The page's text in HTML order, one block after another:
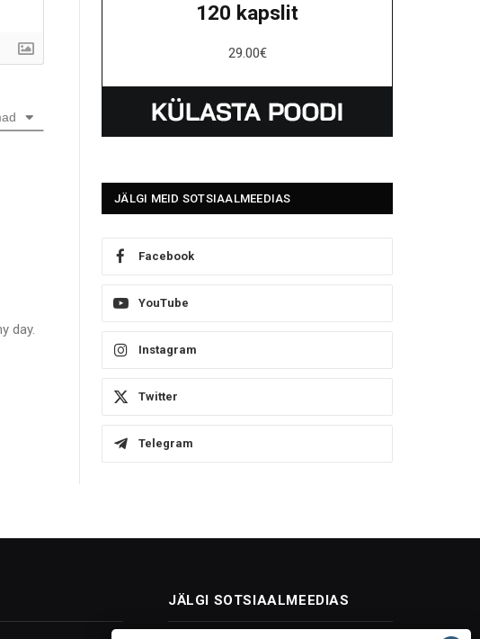
day.
120 kapslit
29.00€
JÄLGI MEID SOTSIAALMEEDIAS
Facebook
YouTube
Instagram
Twitter
Telegram
JÄLGI SOTSIAALMEEDIAS